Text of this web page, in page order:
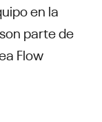
en la
parte de
Flow